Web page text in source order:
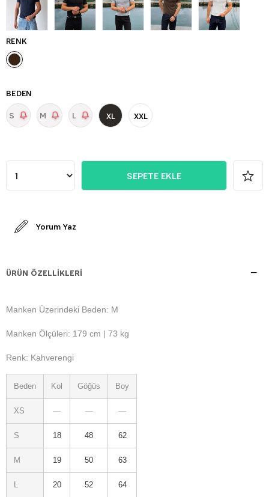
RENK
BEDEN
S M L XL XXL
Yorum Yaz
ÜRÜN ÖZELLIKLERI
Manken Üzerindeki Beden: M
Manken Ölçüleri: 179 cm | 73 kg
Renk: Kahverengi
Beden Kol Göğüs Boy
XS — — —
S 18 48 62
M 19 50 63
L 20 52 64